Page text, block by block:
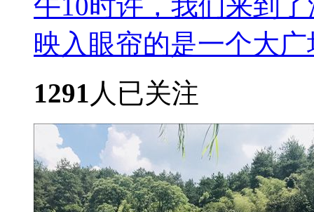
映入眼帘的是一个大广
1291 人已关注